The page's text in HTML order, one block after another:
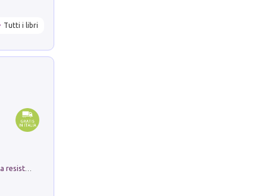
Tutti i libri
Memorial Santa Giulia. Sculture per la resistenza Monchio di Palagano